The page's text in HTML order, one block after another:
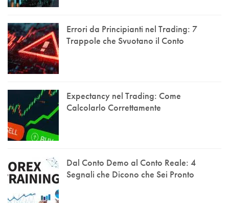
Errori da Principianti nel Trading: 7
Trappole che Svuotano il Conto
Expectancy nel Trading: Come
Calcolarlo Correttamente
Dal Conto Demo al Conto Reale: 4
Segnali che Dicono che Sei Pronto